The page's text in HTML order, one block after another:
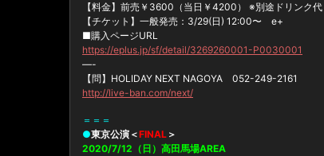
【料金】前売￥3600（当日￥4200） ※別途ドリンク代
【チケット】一般発売：3/29(日) 12:00〜 e+
■購入ページURL
https://eplus.jp/sf/detail/3269260001-P0030001
—-
【問】HOLIDAY NEXT NAGOYA 052-249-2161
http://live-ban.com/next/
＝＝＝
●東京公演＜FINAL ＞
2020/7/12（日）高田馬場AREA